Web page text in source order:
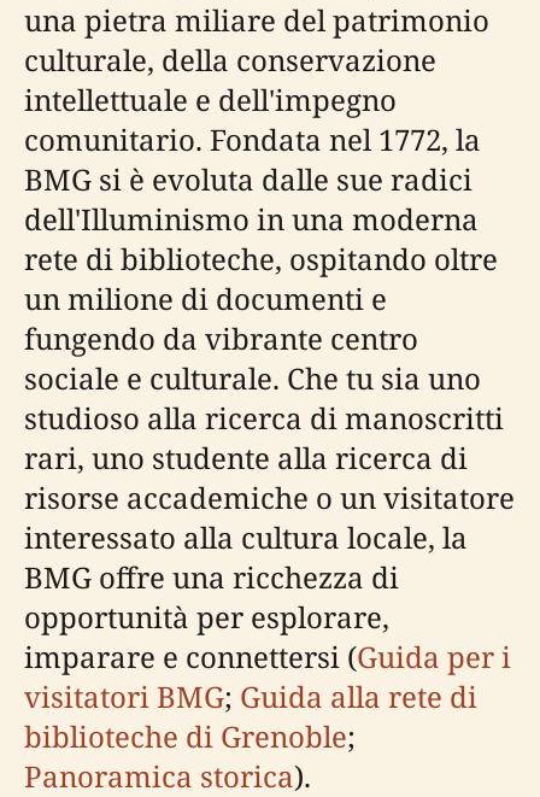
una pietra miliare del patrimonio
culturale, della conservazione
intellettuale e dell'impegno
comunitario. Fondata nel 1772, la
BMG si è evoluta dalle sue radici
dell'Illuminismo in una moderna
rete di biblioteche, ospitando oltre
un milione di documenti e
fungendo da vibrante centro
sociale e culturale. Che tu sia uno
studioso alla ricerca di manoscritti
rari, uno studente alla ricerca di
risorse accademiche o un visitatore
interessato alla cultura locale, la
BMG offre una ricchezza di
opportunità per esplorare,
imparare e connettersi (Guida per i
visitatori BMG; Guida alla rete di
biblioteche di Grenoble;
Panoramica storica).